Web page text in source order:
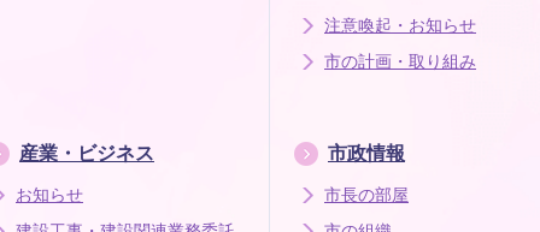
注意喚起・お知らせ
市の計画・取り組み
産業・ビジネス
お知らせ
市政情報
市長の部屋